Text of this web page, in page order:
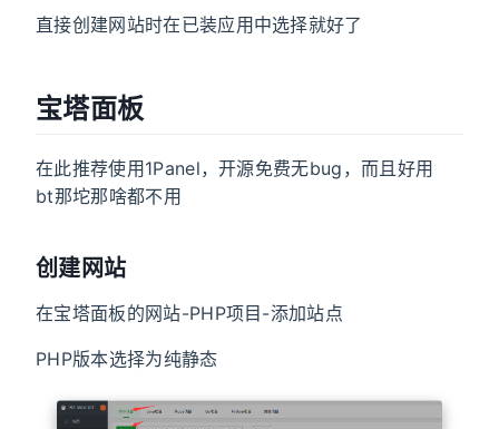
直接创建网站时在已装应用中选择就好了
宝塔面板
在此推荐使用1Panel，开源免费无bug，而且好用
bt那坨那啥都不用
创建网站
在宝塔面板的网站-PHP项目-添加站点
PHP版本选择为纯静态